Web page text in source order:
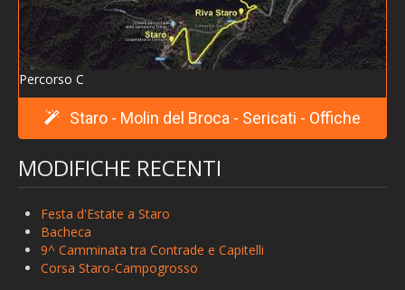
> A spasso per il cielo
> Presentazione del libro: L'imboscata di Riva di
Staro
> Uccelli, dalle lagune ai monti
> Calendario eventi 2017
> 14+1
> 3' Camminata tra contrade e capitelli
> 4' Camminata tra contrade e capitelli
> L'ultimo pastore
Percorso C
Staro - Molin del Broca - Sericati - Offiche
MODIFICHE RECENTI
Festa d'Estate a Staro
Bacheca
9^ Camminata tra Contrade e Capitelli
Corsa Staro-Campogrosso